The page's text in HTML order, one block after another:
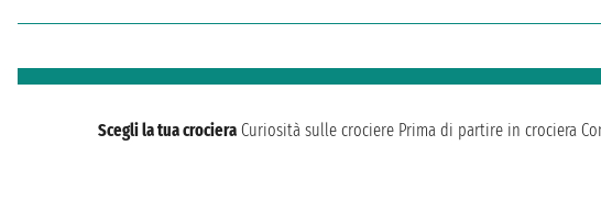
64.Aarhus,65.navigazione,66.navigazione,
Scegli la tua crociera Curiosità sulle crociere Prima di partire in crociera